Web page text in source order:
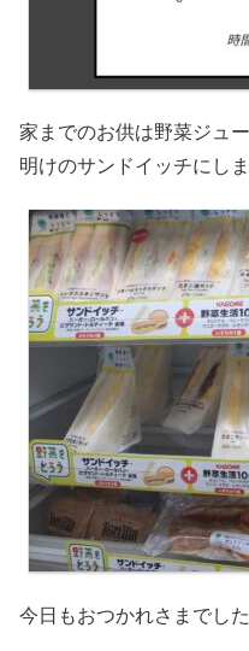
家までのお供は野菜ジュ
明けのサンドイッチにしま
今日もおつかれさまでした